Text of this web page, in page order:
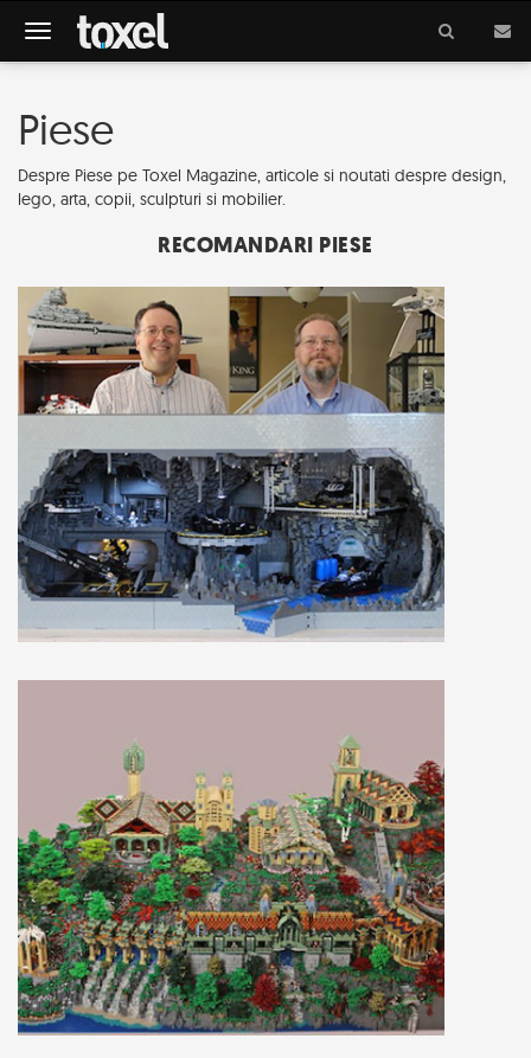
Meniu
Piese
Despre Piese pe Toxel Magazine, articole si noutati despre design,
lego, arta, copii, sculpturi si mobilier.
RECOMANDARI PIESE